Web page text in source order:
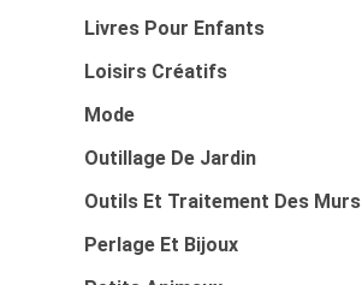
Livres Pour Enfants
Loisirs Créatifs
Mode
Outillage De Jardin
Outils Et Traitement Des Murs
Perlage Et Bijoux